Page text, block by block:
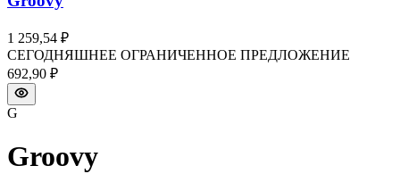
1 259,54 ₽
СЕГОДНЯШНЕЕ ОГРАНИЧЕННОЕ ПРЕДЛОЖЕНИЕ
692,90 ₽
G
Groovy